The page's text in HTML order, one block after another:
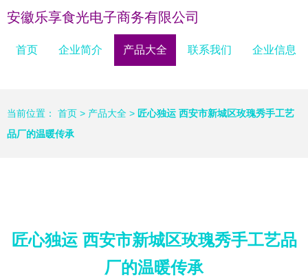
安徽乐享食光电子商务有限公司
首页 企业简介 产品大全 联系我们 企业信息
当前位置： 首页 > 产品大全 > 匠心独运 西安市新城区玫瑰秀手工艺
品厂的温暖传承
匠心独运 西安市新城区玫瑰秀手工艺品
厂的温暖传承